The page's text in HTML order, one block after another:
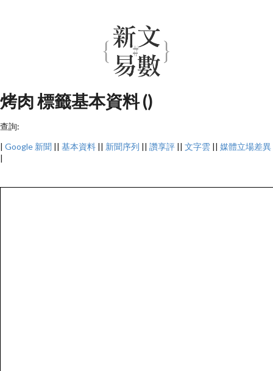
烤肉 標籤基本資料 ()
查詢:
| Google 新聞 || 基本資料 || 新聞序列 || 讚享評 || 文字雲 || 媒體立場差異
|